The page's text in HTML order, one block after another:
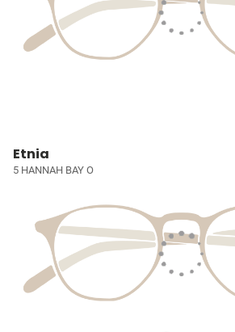
Etnia
5 HANNAH BAY O